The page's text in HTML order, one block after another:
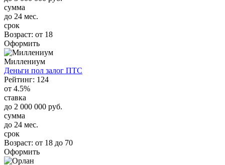
сумма
до 24 мес.
срок
Возраст: от 18
Оформить
Миллениум
Деньги пол залог ПТС
Рейтинг: 124
от 4.5%
ставка
до 2 000 000 руб.
сумма
до 24 мес.
срок
Возраст: от 18 до 70
Оформить